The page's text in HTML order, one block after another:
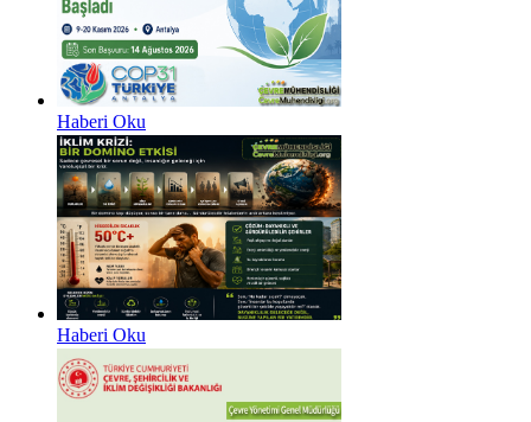
Haberi Oku
Haberi Oku